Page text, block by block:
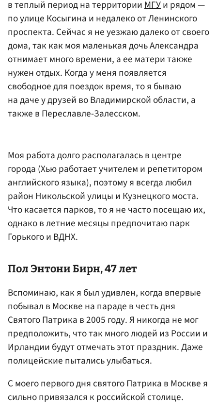
в теплый период на территорииМГУи рядом —
по улице Косыгина и недалеко от Ленинского
проспекта. Сейчас я не уезжаю далеко от своего
дома, так как моя маленькая дочь Александра
отнимает много времени, а ее матери также
нужен отдых. Когда у меня появляется
свободное для поездок время, то я бываю
на даче у друзей во Владимирской области, а
также в Переславле-Залесском.
Моя работа долго располагалась в центре
города (Хью работает учителем и репетитором
английского языка), поэтому я всегда любил
район Никольской улицы и Кузнецкого моста.
Что касается парков, то я не часто посещаю их,
однако в летние месяцы предпочитаю парк
Горького и ВДНХ.
Пол Энтони Бирн, 47 лет
Вспоминаю, как я был удивлен, когда впервые
побывал в Москве на параде в честь дня
Святого Патрика в 2005 году. Я никогда не мог
предположить, что так много людей из России и
Ирландии будут отмечать этот праздник. Даже
полицейские пытались улыбаться.
С моего первого дня святого Патрика в Москве я
сильно привязался к российской столице.